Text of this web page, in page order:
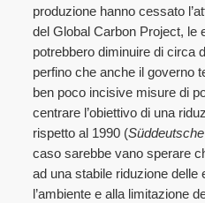
produzione hanno cessato
del Global Carbon Project, le
potrebbero diminuire di circa
perfino che anche il governo
ben poco incisive misure di
centrare l’obiettivo di una
rispetto al 1990 (
caso sarebbe vano sperare
ad una stabile riduzione delle
l’ambiente e alla limitazione